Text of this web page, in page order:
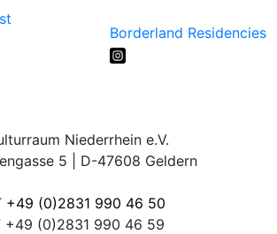
Borderland Residencies
Niederrhein e.V.
5 | D-47608 Geldern
+49 (0)2831 990 46 50
+49 (0)2831 990 46 59